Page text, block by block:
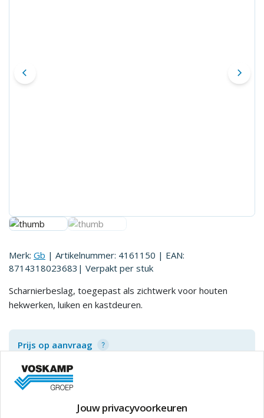
Merk: Gb | Artikelnummer: 4161150 | EAN:
8714318023683 | Verpakt per stuk
Scharnierbeslag, toegepast als zichtwerk voor houten
hekwerken, luiken en kastdeuren.
Prijs op aanvraag
SpecificatiesJouw privacyvoorkeuren